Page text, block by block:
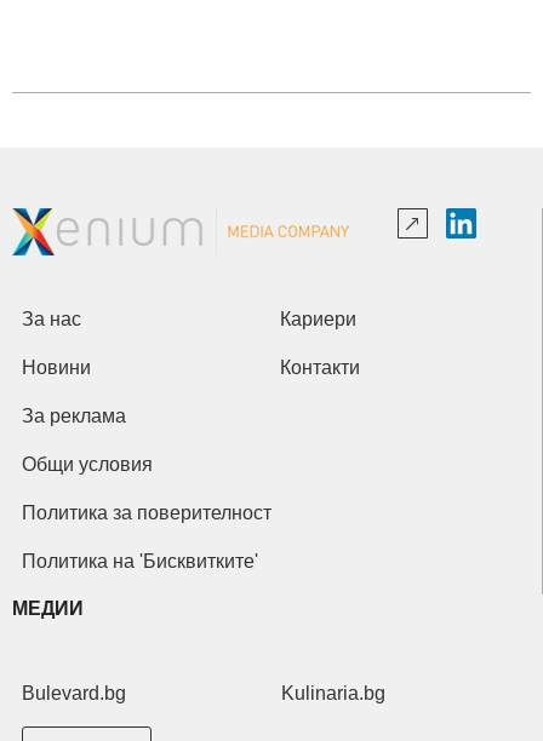
За нас Кариери
Новини Контакти
За реклама
Общи условия
Политика за поверителност
Политика на 'Бисквитките'
МЕДИИ
Bulevard.bg Kulinaria.bg